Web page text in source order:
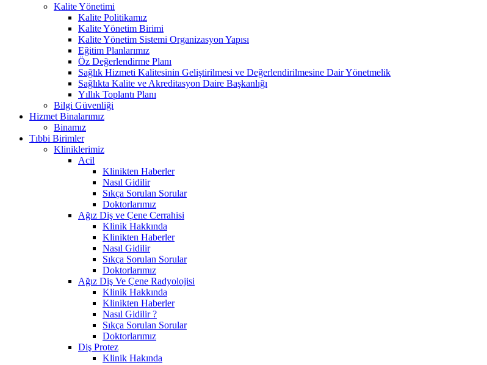
Kalite Yönetimi
Kalite Politikamız
Kalite Yönetim Birimi
Kalite Yönetim Sistemi Organizasyon Yapısı
Eğitim Planlarımız
Öz Değerlendirme Planı
Sağlık Hizmeti Kalitesinin Geliştirilmesi ve Değerlendirilmesine Dair Yönetmelik
Sağlıkta Kalite ve Akreditasyon Daire Başkanlığı
Yıllık Toplantı Planı
Bilgi Güvenliği
Hizmet Binalarımız
Binamız
Tıbbi Birimler
Kliniklerimiz
Acil
Klinikten Haberler
Nasıl Gidilir
Sıkça Sorulan Sorular
Doktorlarımız
Ağız Diş ve Çene Cerrahisi
Klinik Hakkında
Klinikten Haberler
Nasıl Gidilir
Sıkça Sorulan Sorular
Doktorlarımız
Ağız Diş Ve Çene Radyolojisi
Klinik Hakkında
Klinikten Haberler
Nasıl Gidilir ?
Sıkça Sorulan Sorular
Doktorlarımız
Diş Protez
Klinik Hakında